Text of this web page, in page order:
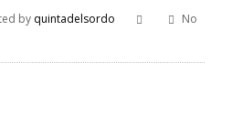
by quintadelsordo
No